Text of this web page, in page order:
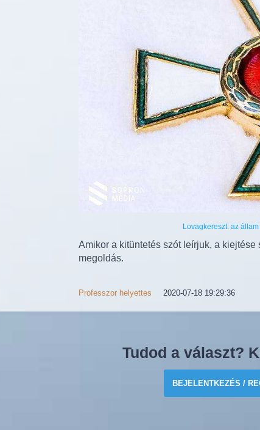
Lovagkereszt: az
Amikor a kitüntetés szót leírjuk, a
megoldás.
Professzor helyettes 2020-07-18 19:29:36
Tudod a választ?
BEJELENTKEZÉS /